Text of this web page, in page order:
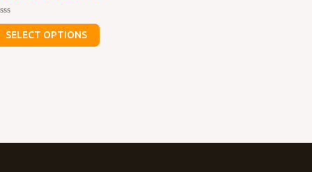
SELECT OPTIONS